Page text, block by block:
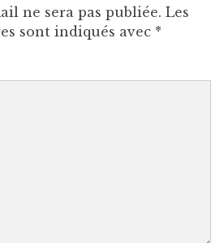
ne sera pas publiée. Les
sont indiqués avec *